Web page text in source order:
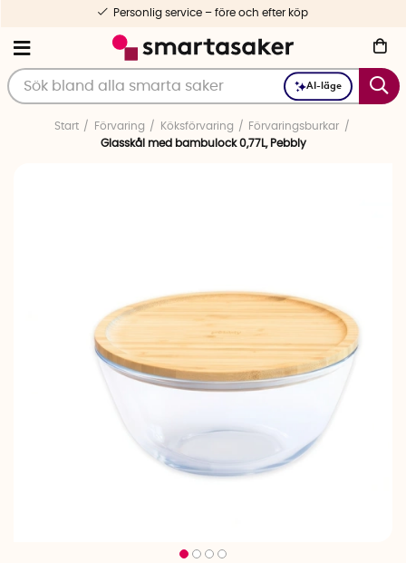
AI-läge
Personlig service – före och efter köp
Start Förvaring Köksförvaring
Förvaringsburkar
Glasskål med bambulock 0,77L, Pebbly